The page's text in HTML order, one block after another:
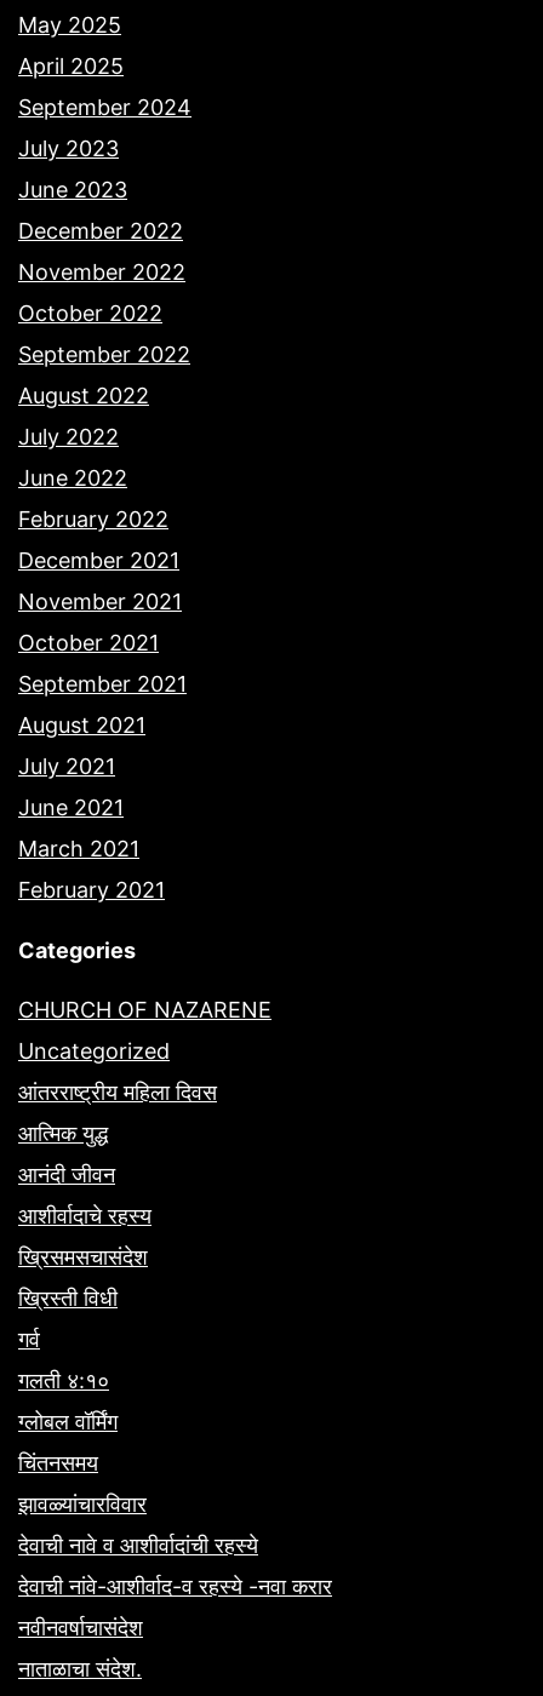
May 2025
April 2025
September 2024
July 2023
June 2023
December 2022
November 2022
October 2022
September 2022
August 2022
July 2022
June 2022
February 2022
December 2021
November 2021
October 2021
September 2021
August 2021
July 2021
June 2021
March 2021
February 2021
Categories
CHURCH OF NAZARENE
Uncategorized
आंतरराष्ट्रीय महिला दिवस
आत्मिक युद्ध
आनंदी जीवन
आशीर्वादाचे रहस्य
ख्रिसमसचासंदेश
ख्रिस्ती विधी
गर्व
गलती ४:१०
ग्लोबल वॉर्मिंग
चिंतनसमय
झावळ्यांचारविवार
देवाची नावे व आशीर्वादांची रहस्ये
देवाची नांवे-आशीर्वाद-व रहस्ये -नवा करार
नवीनवर्षाचासंदेश
नाताळाचा संदेश.